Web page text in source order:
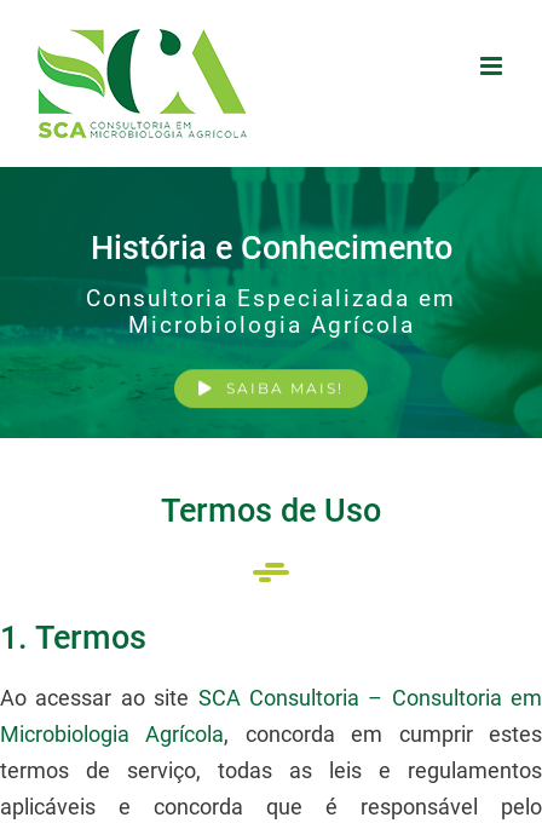
content
Termos de Uso
1. Termos
Ao acessar ao site SCA Consultoria – Consultoria em
Microbiologia Agrícola, concorda em cumprir estes
termos de serviço, todas as leis e regulamentos
aplicáveis ​​e concorda que é responsável pelo